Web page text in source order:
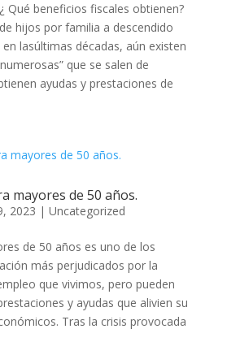
Qué beneficios fiscales obtienen?
hijos por familia a descendido
lasúltimas décadas, aún existen
que se salen de
ayudas y prestaciones de
mayores de 50 años.
2023 | Uncategorized
de 50 años es uno de los
más perjudicados por la
que vivimos, pero pueden
y ayudas que alivien su
Tras la crisis provocada